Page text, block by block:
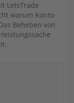
LetsTrade
warum Konto
Beheben von